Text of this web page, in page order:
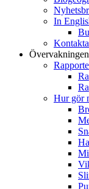
In
Övervakningen
Hur gör